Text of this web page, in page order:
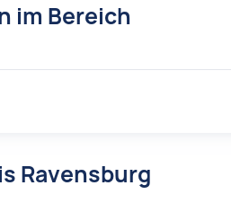
im Bereich
Ravensburg